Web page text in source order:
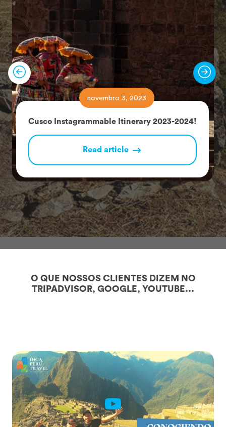
novembro 3, 2023
Cusco Instagrammable Itinerary 2023-2024!
Read article
O QUE NOSSOS CLIENTES DIZEM NO
TRIPADVISOR, GOOGLE, YOUTUBE...